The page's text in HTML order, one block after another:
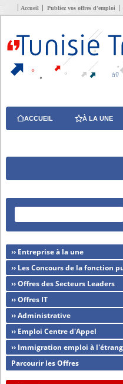
Accueil Publiez vos offres d’emploi
ACCUEIL À LA UNE
›› Entreprise à la une
›› Les Concours de la fonction
›› Offres des Secteurs Leaders
›› Offres IT
›› Administrative
›› Emploi Centre d'Appel
›› Immigration emploi à
Parcourir les Offres